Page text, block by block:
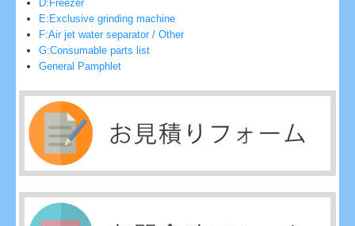
D:Freezer
E:Exclusive grinding machine
F:Air jet water separator / Other
G:Consumable parts list
General Pamphlet